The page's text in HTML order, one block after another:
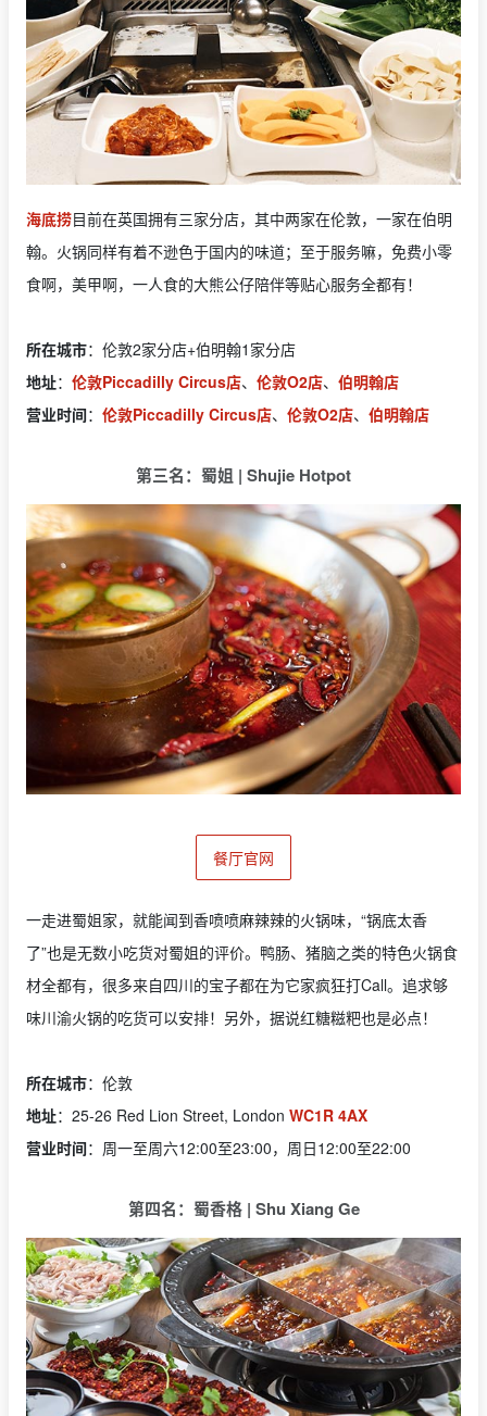
海底捞目前在英国拥有三家分店，其中两家在伦敦，一家在伯明
翰。火锅同样有着不逊色于国内的味道；至于服务嘛，免费小零
食啊，美甲啊，一人食的大熊公仔陪伴等贴心服务全都有！
所在城市：伦敦2家分店+伯明翰1家分店
地址： 伦敦Piccadilly Circus店、 伦敦O2店、 伯明翰店
营业时间： 伦敦Piccadilly Circus店、 伦敦O2店、 伯明翰店
第三名：蜀姐 | Shujie Hotpot
餐厅官网
一走进蜀姐家，就能闻到香喷喷麻辣辣的火锅味，“锅底太香
了”也是无数小吃货对蜀姐的评价。鸭肠、猪脑之类的特色火锅食
材全都有，很多来自四川的宝子都在为它家疯狂打Call。追求够
味川渝火锅的吃货可以安排！另外，据说红糖糍粑也是必点！
所在城市：伦敦
地址：25-26 Red Lion Street, London WC1R 4AX
营业时间：周一至周六12:00至23:00，周日12:00至22:00
第四名：蜀香格 | Shu Xiang Ge